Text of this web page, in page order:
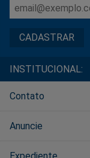
INSTITUCIONAL:
Contato
Anuncie